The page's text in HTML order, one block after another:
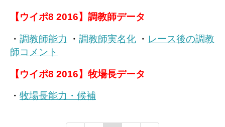
【ウイポ8 2016】調教師データ
・ 調教師能力 ・ 調教師実名化 ・ レース後の調教
師コメント
【ウイポ8 2016】牧場長データ
・ 牧場長能力・候補